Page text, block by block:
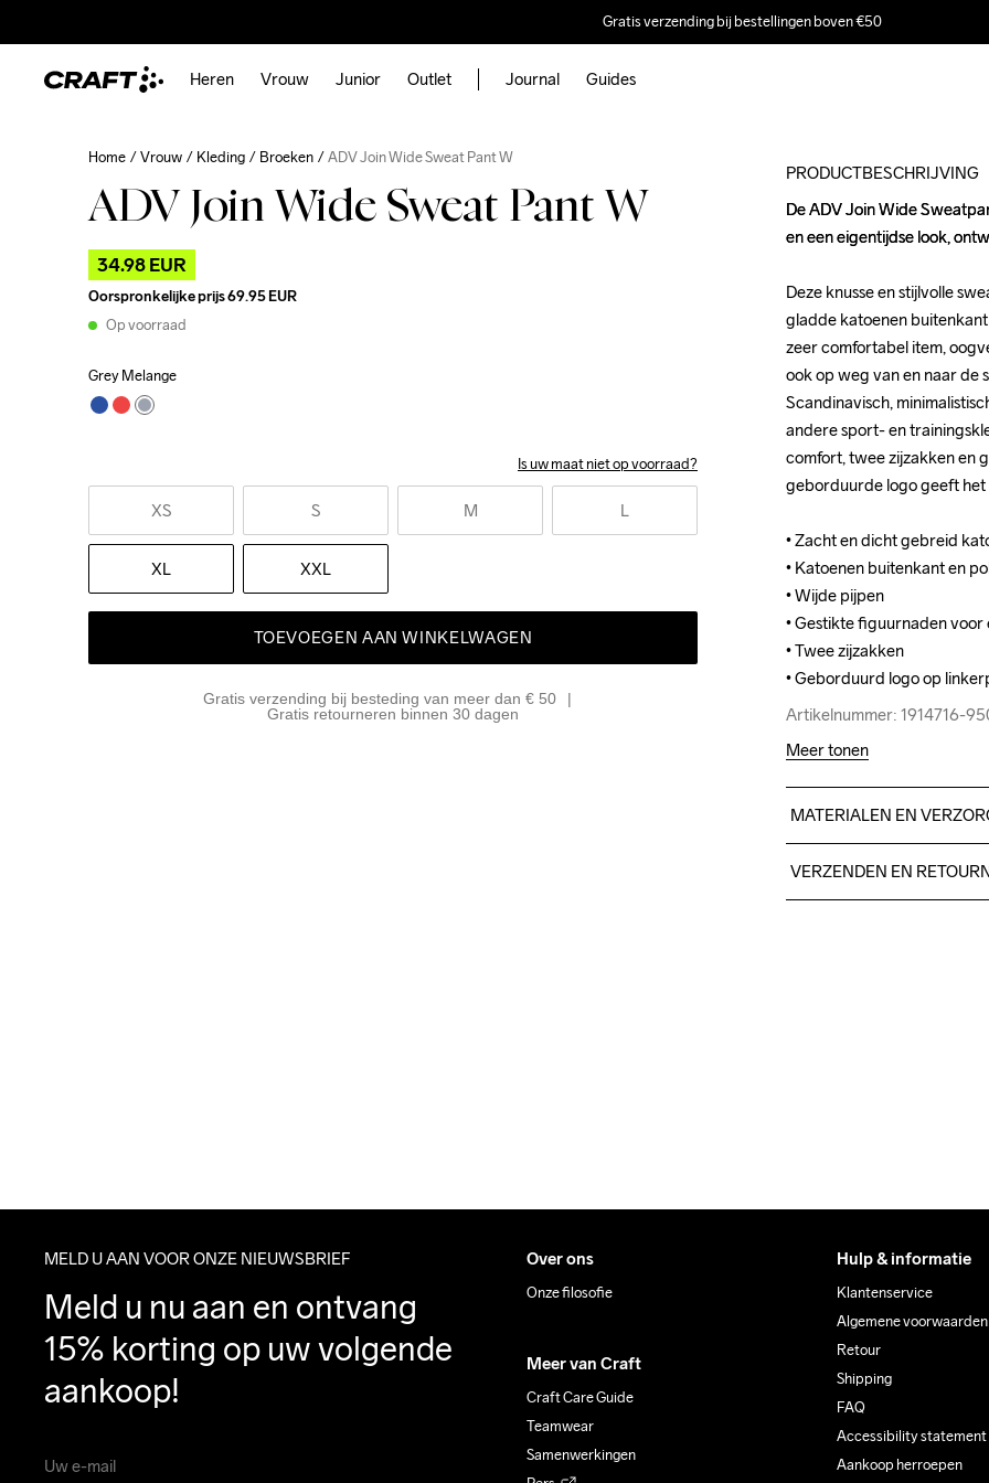
Gratis verzending bij bestellingen boven €50
Heren Vrouw Junior Outlet Journal Guides
Home Vrouw Kleding Broeken ADV Join Wide Sweat Pant W
ADV Join Wide Sweat Pant W
34.98 EUR
Oorspronkelijke prijs69.95 EUR
Op voorraad
Grey Melange
Is uw maat niet op voorraad?
XS S M L
XL XXL
TOEVOEGEN AAN WINKELWAGEN
Gratis verzending bij besteding van meer dan € 50
Gratis retourneren binnen 30 dagen
PRODUCTBESCHRIJVING
De ADV Join Wide
en een eigentijdse look,
Deze knusse en stijlvolle
gladde katoenen
zeer comfortabel item,
ook op weg van en naar de
Scandinavisch,
andere sport- en
comfort, twee zijzakken en
geborduurde logo geeft het
• Zacht en dicht gebreid
• Katoenen buitenkant en
• Wijde pijpen
• Gestikte figuurnaden
• Twee zijzakken
• Geborduurd logo op
Artikelnummer: 1914716-
De ADV Join Wide
en een eigentijdse look,
Deze knusse en stijlvolle
gladde katoenen
zeer comfortabel item,
ook op weg van en naar de
Scandinavisch,
andere sport- en
comfort, twee zijzakken en
geborduurde logo geeft het
• Zacht en dicht gebreid
• Katoenen buitenkant en
• Wijde pijpen
• Gestikte figuurnaden
• Twee zijzakken
• Geborduurd logo op
Artikelnummer: 1914716-
Meer tonen
MATERIALEN EN
73% Polyester-Recycled,
VERZENDEN EN
MELD U AAN VOOR ONZE NIEUWSBRIEF
Meld u nu aan en ontvang
15% korting op uw volgende
aankoop!
Over ons
Onze filosofie
Meer van Craft
Craft Care Guide
Teamwear
Samenwerkingen
Hulp & informatie
Klantenservice
Algemene voorwaarden
Retour
Shipping
FAQ
Accessibility statement
Aankoop herroepen